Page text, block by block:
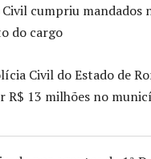
cumpriu
do cargo
Civil do Estado de
R$ 13 milhões no